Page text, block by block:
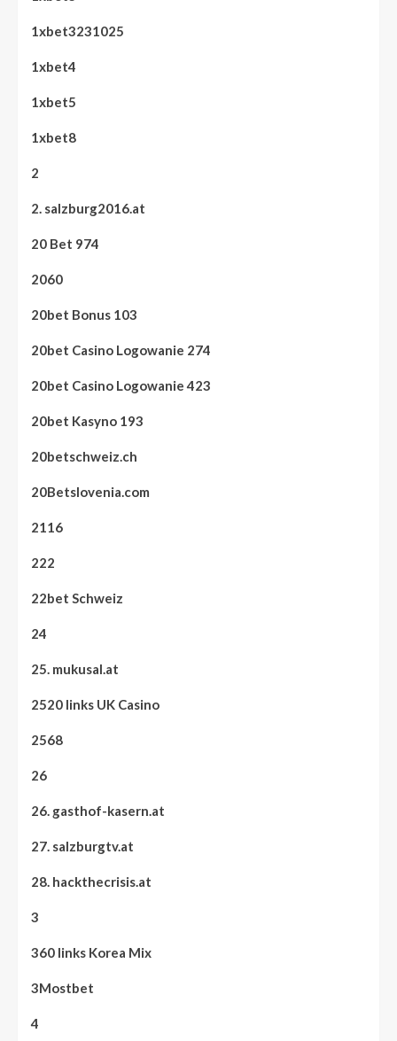
1xbet3231025
1xbet4
1xbet5
1xbet8
2
2. salzburg2016.at
20 Bet 974
2060
20bet Bonus 103
20bet Casino Logowanie 274
20bet Casino Logowanie 423
20bet Kasyno 193
20betschweiz.ch
20Betslovenia.com
2116
222
22bet Schweiz
24
25. mukusal.at
2520 links UK Casino
2568
26
26. gasthof-kasern.at
27. salzburgtv.at
28. hackthecrisis.at
3
360 links Korea Mix
3Mostbet
4